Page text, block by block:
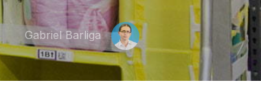
Gabriel Barliga